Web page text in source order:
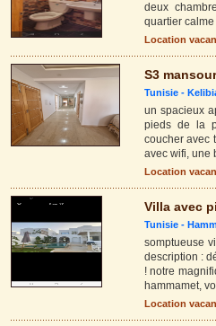
deux
quartier
Location
S3
Tunisie -
un spacieux
pieds de la
coucher avec
avec wifi, une
Location
Villa avec
Tunisie -
somptueuse
description :
! notre
hammamet,
Location